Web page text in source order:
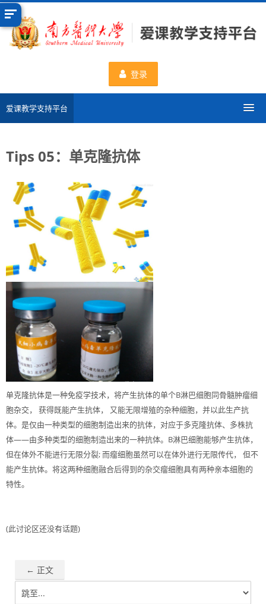
跳
到
登录
爱课教学支持平台
申请新课程
数据统计
一流课程
使用帮助
简体中文 ‎(zh_cn)‎
搜
索
课
程
Tips 05：单克隆抗体
单克隆抗体是一种免疫学技术，将产生抗体的单个B淋巴细胞同骨髓肿瘤细
胞杂交， 获得既能产生抗体， 又能无限增殖的杂种细胞，并以此生产抗
体。是仅由一种类型的细胞制造出来的抗体，对应于多克隆抗体、多株抗
体——由多种类型的细胞制造出来的一种抗体。B淋巴细胞能够产生抗体，
但在体外不能进行无限分裂; 而瘤细胞虽然可以在体外进行无限传代， 但不
能产生抗体。将这两种细胞融合后得到的杂交瘤细胞具有两种亲本细胞的
特性。
(此讨论区还没有话题)
← 正文
跳